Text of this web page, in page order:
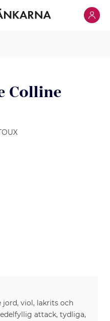
Klicka
Colline
jord, viol, lakrits och
attack, tydliga,